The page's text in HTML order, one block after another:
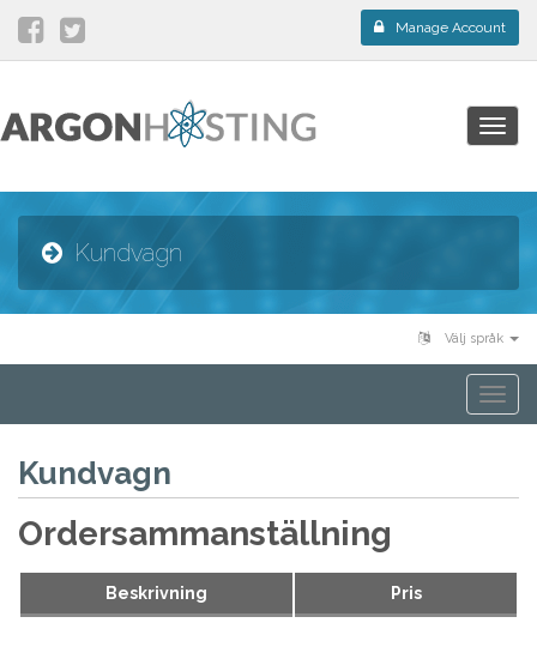
Manage Account
Kundvagn
Välj språk
Kundvagn
Ordersammanställning
Beskrivning Pris